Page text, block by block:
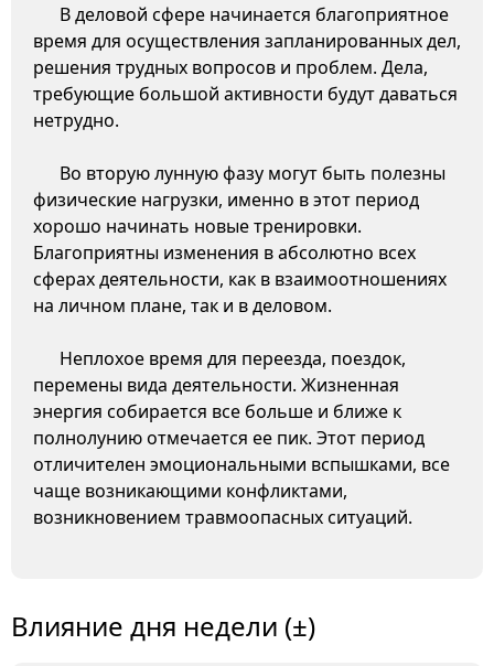
В деловой сфере начинается благоприятное
время для осуществления запланированных дел,
решения трудных вопросов и проблем. Дела,
требующие большой активности будут даваться
нетрудно.
Во вторую лунную фазу могут быть полезны
физические нагрузки, именно в этот период
хорошо начинать новые тренировки.
Благоприятны изменения в абсолютно всех
сферах деятельности, как в взаимоотношениях
на личном плане, так и в деловом.
Неплохое время для переезда, поездок,
перемены вида деятельности. Жизненная
энергия собирается все больше и ближе к
полнолунию отмечается ее пик. Этот период
отличителен эмоциональными вспышками, все
чаще возникающими конфликтами,
возникновением травмоопасных ситуаций.
Влияние дня недели (±)